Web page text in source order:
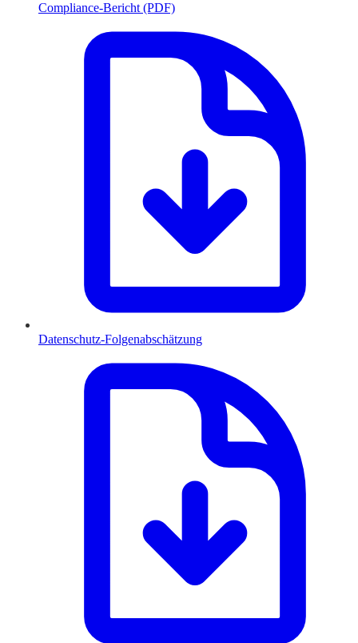
Compliance-Bericht (PDF)
Datenschutz-Folgenabschätzung